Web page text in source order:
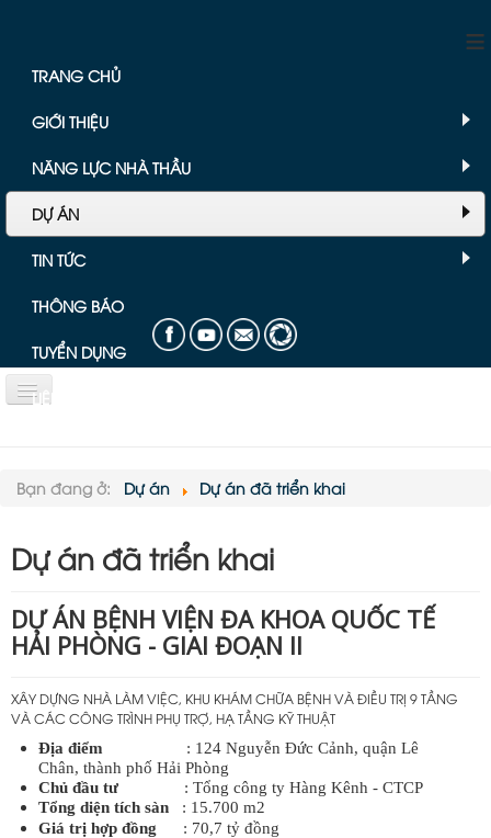
≡
TRANG CHỦ
GIỚI THIỆU
NĂNG LỰC NHÀ THẦU
DỰ ÁN
TIN TỨC
THÔNG BÁO
TUYỂN DỤNG
LIÊN HỆ
Nội dung:
Bạn đang ở: Dự án Dự án đã triển khai
Dự án đã triển khai
DỰ ÁN BỆNH VIỆN ĐA KHOA QUỐC TẾ
HẢI PHÒNG - GIAI ĐOẠN II
XÂY DỰNG NHÀ LÀM VIỆC, KHU KHÁM CHỮA BỆNH VÀ ĐIỀU TRỊ 9 TẦNG
VÀ CÁC CÔNG TRÌNH PHỤ TRỢ, HẠ TẦNG KỸ THUẬT
Địa điểm : 124 Nguyễn Đức Cảnh, quận Lê
Chân, thành phố Hải Phòng
Chủ đầu tư : Tổng công ty Hàng Kênh - CTCP
Tổng diện tích sàn : 15.700 m2
Giá trị hợp đồng
: 70,7 tỷ đồng